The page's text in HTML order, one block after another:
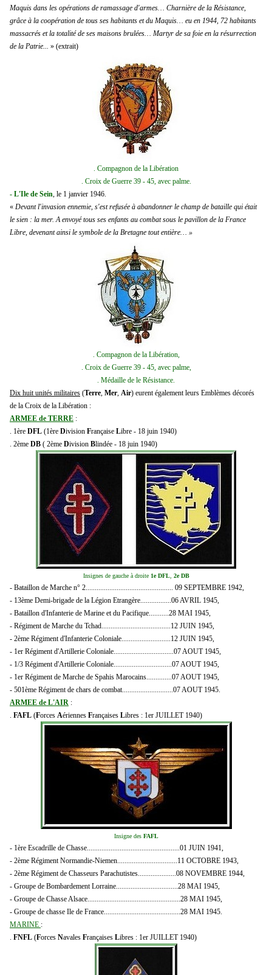
Maquis dans les opérations de ramassage d'armes… Charnière de la Résistance,
grâce à la coopération de tous ses habitants et du Maquis… eu en 1944, 72 habitants
massacrés et la totalité de ses maisons brulées… Martyr de sa foie en la résurrection
de la Patrie...
» (extrait)
. Compagnon de la Libération
. Croix de Guerre 39 - 45, avec palme.
- L'Ile de Sein , le 1 janvier 1946.
« Devant l'invasion ennemie, s'est refusée à abandonner le champ de bataille qui était
le sien : la mer. A envoyé tous ses enfants au combat sous le pavillon de la France
Libre, devenant ainsi le symbole de la Bretagne tout entière… »
. Compagnon de la Libération,
. Croix de Guerre 39 - 45, avec palme,
. Médaille de le Résistance.
Dix huit unités militaires (Terre Mer Air) eurent également leurs Emblèmes décorés
de la Croix de la Libération :
ARMEE de TERRE :
. 1ère DFL (1ère Division Française Libre - 18 juin 1940)
. 2ème DB ( 2ème Division Blindée - 18 juin 1940)
Insignes de gauche à droite 1e DFL, 2e DB
- Bataillon de Marche n° 2................................................ 09 SEPTEMBRE 1942,
- 13ème Demi-brigade de la Légion Etrangère.................06 AVRIL 1945,
- Bataillon d'Infanterie de Marine et du Pacifique...........28 MAI 1945,
- Régiment de Marche du Tchad......................................12 JUIN 1945,
- 2ème Régiment d'Infanterie Coloniale...........................12 JUIN 1945,
- 1er Régiment d'Artillerie Coloniale.................................07 AOUT 1945,
- 1/3 Régiment d'Artillerie Coloniale................................07 AOUT 1945,
- 1er Régiment de Marche de Spahis Marocains..............07 AOUT 1945,
- 501ème Régiment de chars de combat............................07 AOUT 1945.
ARMEE de L'AIR :
FAFL (Forces Aériennes Françaises Libres : 1er JUILLET 1940)
Insigne desFAFL
- 1ère Escadrille de Chasse...................................................01 JUIN 1941,
- 2ème Régiment Normandie-Niemen.................................11 OCTOBRE 1943,
- 2ème Régiment de Chasseurs Parachutistes.....................08 NOVEMBRE 1944,
- Groupe de Bombardement Lorraine..................................28 MAI 1945,
- Groupe de Chasse Alsace...................................................28 MAI 1945,
- Groupe de chasse Ile de France..........................................28 MAI 1945.
MARINE :
FNFL (Forces Navales Françaises Libres : 1er JUILLET 1940)